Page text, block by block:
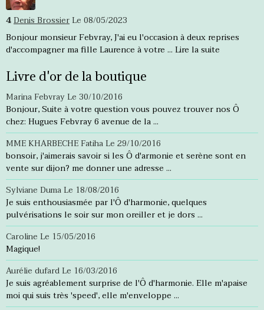
4Denis BrossierLe 08/05/2023
Bonjour monsieur Febvray, J'ai eu l'occasion à deux reprises
d'accompagner ma fille Laurence à votre ... Lire la suite
Livre d'or de la boutique
Marina FebvrayLe 30/10/2016
Bonjour, Suite à votre question vous pouvez trouver nos Ô
chez: Hugues Febvray 6 avenue de la ...
MME KHARBECHE FatihaLe 29/10/2016
bonsoir, j'aimerais savoir si les Ô d'armonie et serène sont en
vente sur dijon? me donner une adresse ...
Sylviane DumaLe 18/08/2016
Je suis enthousiasmée par l'Ô d'harmonie, quelques
pulvérisations le soir sur mon oreiller et je dors ...
Caroline Le 15/05/2016
Magique!
Aurélie dufardLe 16/03/2016
Je suis agréablement surprise de l'Ô d'harmonie. Elle m'apaise
moi qui suis très 'speed', elle m'enveloppe ...